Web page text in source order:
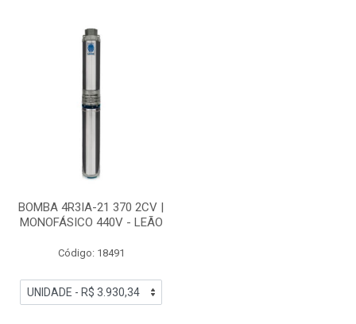
BOMBA 4R3IA-21 370 2CV |
MONOFÁSICO 440V - LEÃO
Código: 18491